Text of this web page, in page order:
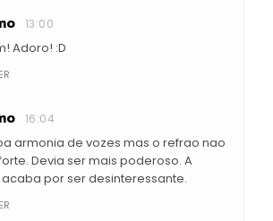
13:00
Adoro! :D
16:04
armonia de vozes mas o refrao nao
Devia ser mais poderoso. A
por ser desinteressante.